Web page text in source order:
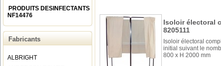
PRODUITS DESINFECTANTS
NF14476
Fabricants
ALBRIGHT
Isoloir électoral
8205111
Isoloir électoral
initial suivant le
800 x H 2000 mm